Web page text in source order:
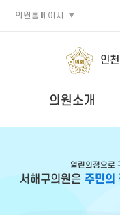
의원홈페이지
인
의원소개
열린의정으로
서해구의원은 주민의